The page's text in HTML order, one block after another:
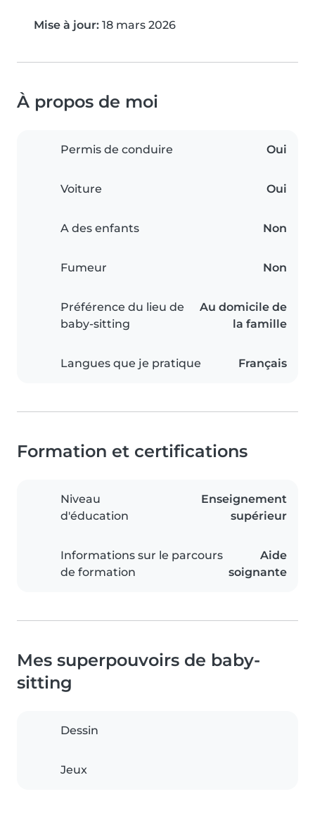
Mise à jour: 18 mars 2026
À propos de moi
Permis de conduire Oui
Voiture Oui
A des enfants Non
Fumeur Non
Préférence du lieu de
baby-sitting
Au domicile de
la famille
Langues que je pratique Français
Formation et certifications
Niveau
d'éducation
Enseignement
supérieur
Informations sur le parcours
de formation
Aide
soignante
Mes superpouvoirs de baby-
sitting
Dessin
Jeux